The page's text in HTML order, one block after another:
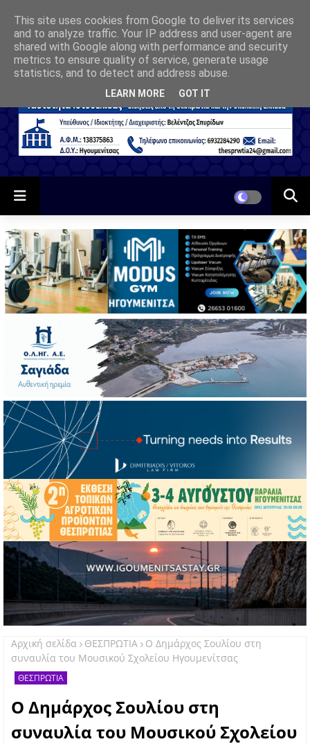
Αρχική σελίδα ΘΕΣΠΡΩΤΙΑ
O Δημάρχος Σουλίου στη
συναυλία του Μουσικού Σχολείου Ηγουμενίτσας
ΘΕΣΠΡΩΤΙΑ
O Δημάρχος Σουλίου στη
συναυλία του Μουσικού Σχολείου
This site uses cookies from Google to deliver its services
and to analyze traffic. Your IP address and user-agent are
shared with Google along with performance and security
metrics to ensure quality of service, generate usage
statistics, and to detect and address abuse.
LEARN MORE GOT IT